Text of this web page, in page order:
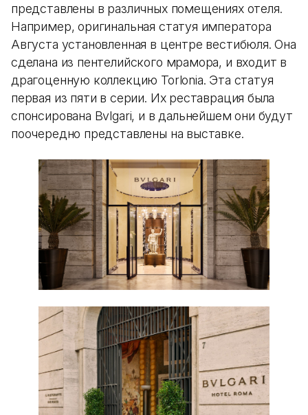
представлены в различных помещениях отеля.
Например, оригинальная статуя императора
Августа установленная в центре вестибюля. Она
сделана из пентелийского мрамора, и входит в
драгоценную коллекцию Torlonia. Эта статуя
первая из пяти в серии. Их реставрация была
спонсирована Bvlgari, и в дальнейшем они будут
поочередно представлены на выставке.